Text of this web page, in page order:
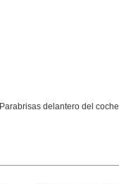
Parabrisas delantero del coche